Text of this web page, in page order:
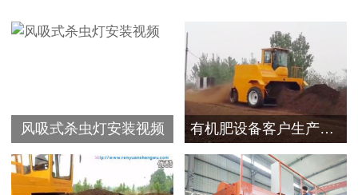
风吸式杀虫灯安装视频 有机肥设备客户生产视频